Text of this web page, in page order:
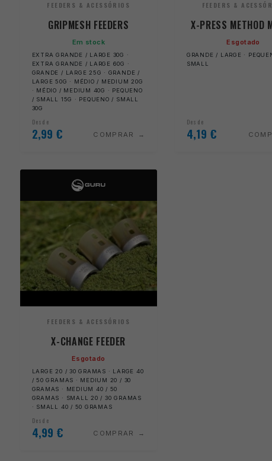
FEEDERS & ACESSÓRIOS
GRIPMESH FEEDERS
Em stock
EXTRA GRANDE / LARGE 30G ·
EXTRA GRANDE / LARGE 60G ·
GRANDE / LARGE 25G · GRANDE /
LARGE 50G · MÉDIO / MEDIUM 20G
· MÉDIO / MEDIUM 40G · PEQUENO
/ SMALL 15G · PEQUENO / SMALL
30G
Desde
2,99 € COMPRAR
FEEDERS &
X-PRESS METHOD
Esgotado
GRANDE / LARGE ·
SMALL
Desde
4,19 €
FEEDERS & ACESSÓRIOS
X-CHANGE FEEDER
Esgotado
LARGE 20 / 30 GRAMAS · LARGE 40
/ 50 GRAMAS · MEDIUM 20 / 30
GRAMAS · MEDIUM 40 / 50
GRAMAS · SMALL 20 / 30 GRAMAS
· SMALL 40 / 50 GRAMAS
Desde
4,99 € COMPRAR